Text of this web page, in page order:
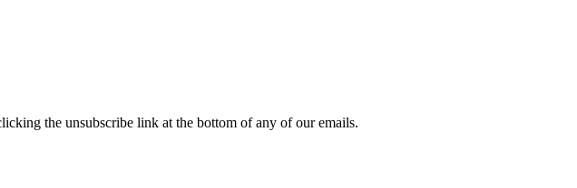
the unsubscribe link at the bottom of any of our emails.